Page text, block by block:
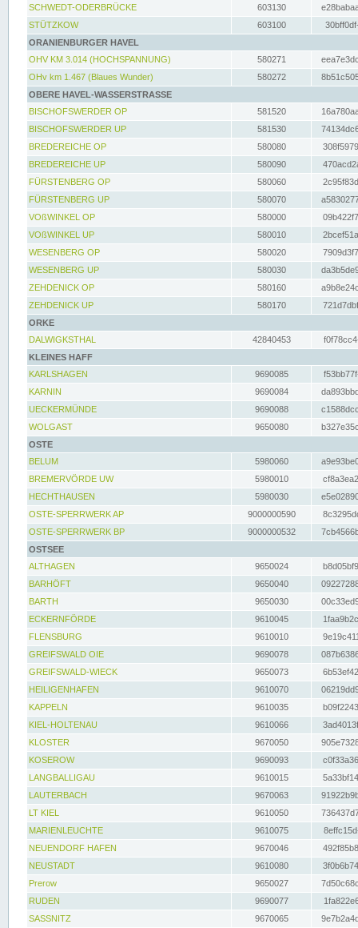
SCHWEDT-ODERBRÜCKE
603130
STÜTZKOW
603100
ORANIENBURGER HAVEL
OHV KM 3.014 (HOCHSPANNUNG)
580271
OHv km 1.467 (Blaues Wunder)
580272
OBERE HAVEL-WASSERSTRASSE
BISCHOFSWERDER OP
581520
BISCHOFSWERDER UP
581530
BREDEREICHE OP
580080
BREDEREICHE UP
580090
FÜRSTENBERG OP
580060
FÜRSTENBERG UP
580070
VOßWINKEL OP
580000
VOßWINKEL UP
580010
WESENBERG OP
580020
WESENBERG UP
580030
ZEHDENICK OP
580160
ZEHDENICK UP
580170
ORKE
DALWIGKSTHAL
42840453
KLEINES HAFF
KARLSHAGEN
9690085
KARNIN
9690084
UECKERMÜNDE
9690088
WOLGAST
9650080
OSTE
BELUM
5980060
BREMERVÖRDE UW
5980010
HECHTHAUSEN
5980030
OSTE-SPERRWERK AP
9000000590
OSTE-SPERRWERK BP
9000000532
OSTSEE
ALTHAGEN
9650024
BARHÖFT
9650040
BARTH
9650030
ECKERNFÖRDE
9610045
FLENSBURG
9610010
GREIFSWALD OIE
9690078
GREIFSWALD-WIECK
9650073
HEILIGENHAFEN
9610070
KAPPELN
9610035
KIEL-HOLTENAU
9610066
KLOSTER
9670050
KOSEROW
9690093
LANGBALLIGAU
9610015
LAUTERBACH
9670063
LT KIEL
9610050
MARIENLEUCHTE
9610075
NEUENDORF HAFEN
9670046
NEUSTADT
9610080
Prerow
9650027
RUDEN
9690077
SASSNITZ
9670065